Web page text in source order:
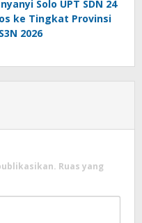
Solo UPT SDN 24
ke Tingkat Provinsi
2026
Ruas yang